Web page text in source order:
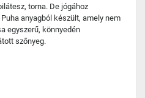
torna. De jógához
anyagból készült, amely nem
egyszerű, könnyedén
szőnyeg.